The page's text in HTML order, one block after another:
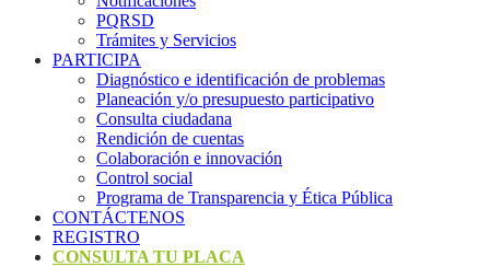
PQRSD
Trámites y Servicios
PARTICIPA
Diagnóstico e identificación de problemas
Planeación y/o presupuesto participativo​
Consulta ciudadana
Rendición de cuentas
Colaboración e innovación
Control social
Programa de Transparencia y Ética Pública
CONTÁCTENOS
REGISTRO
CONSULTA TU PLACA